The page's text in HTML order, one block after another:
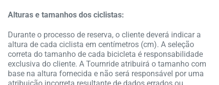
Alturas e tamanhos dos ciclistas:
Durante o processo de reserva, o cliente deverá indicar a
altura de cada ciclista em centímetros (cm). A seleção
correta do tamanho de cada bicicleta é responsabilidade
exclusiva do cliente. A Tournride atribuirá o tamanho com
base na altura fornecida e não será responsável por uma